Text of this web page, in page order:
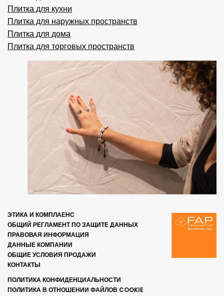
Плитка для кухни
Плитка для наружных пространств
Плитка для дома
Плитка для торговых пространств
ЭТИКА И КОМПЛАЕНС
ОБЩИЙ РЕГЛАМЕНТ ПО ЗАЩИТЕ ДАННЫХ
ПРАВОВАЯ ИНФОРМАЦИЯ
ДАННЫЕ КОМПАНИИ
ОБЩИЕ УСЛОВИЯ ПРОДАЖИ
КОНТАКТЫ
ПОЛИТИКА КОНФИДЕНЦИАЛЬНОСТИ
ПОЛИТИКА В ОТНОШЕНИИ ФАЙЛОВ COOKIE